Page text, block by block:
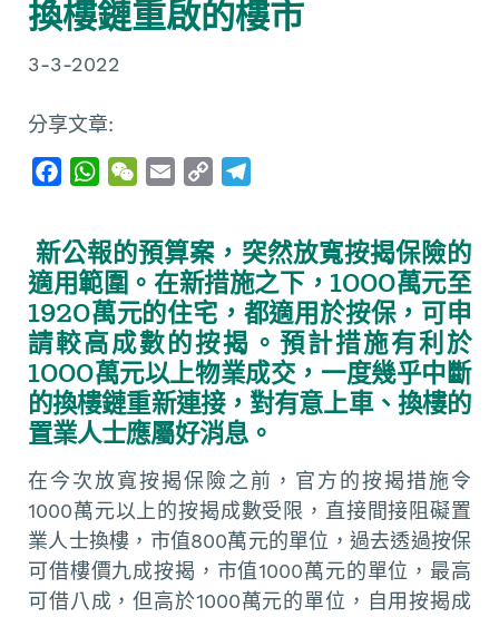
換樓鏈重啟的樓市
3-3-2022
分享文章:
e
b
o
o
k
W
t
s
A
p
p
W
h
a
t
i
l
y
L
i
n
k
e
g
r
m
新公報的預算案，突然放寬按揭保險的
適用範圍。在新措施之下，1000萬元至
1920萬元的住宅，都適用於按保，可申
請較高成數的按揭。預計措施有利於
1000萬元以上物業成交，一度幾乎中斷
的換樓鏈重新連接，對有意上車、換樓的
置業人士應屬好消息。
在今次放寬按揭保險之前，官方的按揭措施令
1000萬元以上的按揭成數受限，直接間接阻礙置
業人士換樓，市值800萬元的單位，過去透過按保
可借樓價九成按揭，市值1000萬元的單位，最高
可借八成，但高於1000萬元的單位，自用按揭成